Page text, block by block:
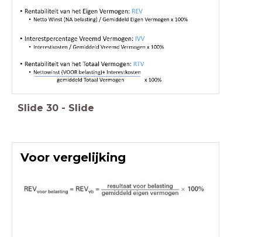
Slide 30 - Slide
Voor vergelijking